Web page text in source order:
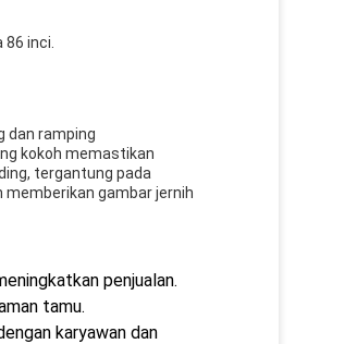
inci.
dan ramping
kokoh memastikan
tergantung pada
gambar jernih
penjualan.
tamu.
karyawan dan